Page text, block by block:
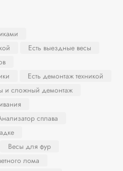
Есть выездные весы
Есть демонтаж техникой
и сложный демонтаж
сплава
Весы для фур
лома